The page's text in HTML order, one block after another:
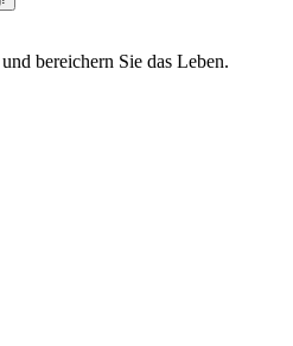
bereichern Sie das Leben.